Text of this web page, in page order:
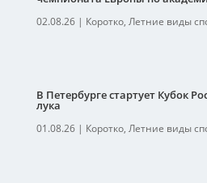
02.08.26| Коротко, Летние виды
В Петербурге стартует Кубок
лука
01.08.26| Коротко, Летние виды